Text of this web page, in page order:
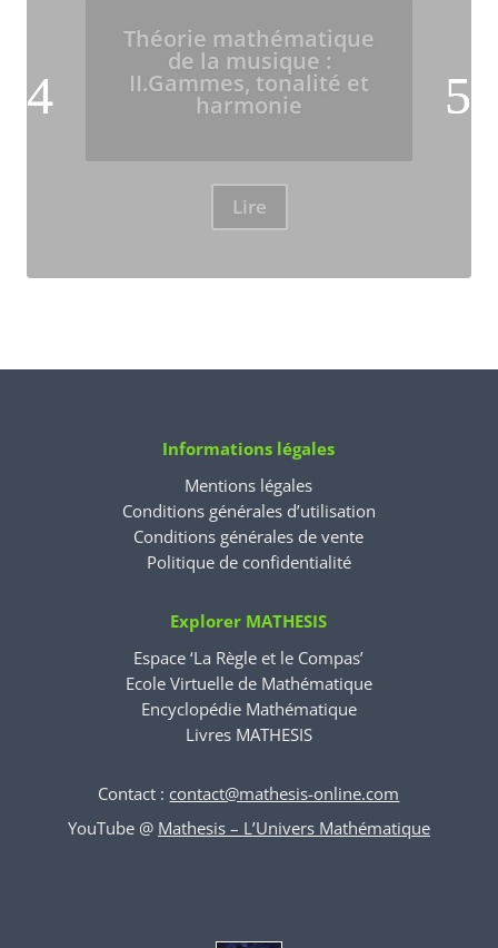
de la musique :
II.Gammes, tonalité et
harmonie
Lire
Informations légales
Mentions légales
Conditions générales d’utilisation
Conditions générales de vente
Politique de confidentialité
Explorer MATHESIS
Espace ‘La Règle et le Compas’
Ecole Virtuelle de Mathématique
Encyclopédie Mathématique
Livres MATHESIS
Contact : contact@mathesis-online.com
YouTube @ Mathesis – L’Univers Mathématique